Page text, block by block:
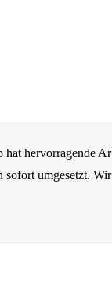
hat hervorragende
umgesetzt.